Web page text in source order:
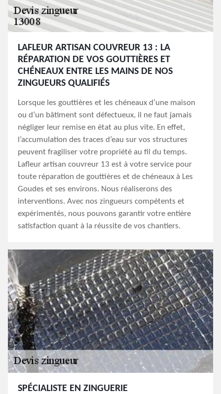
LAFLEUR ARTISAN COUVREUR 13 : LA
RÉPARATION DE VOS GOUTTIÈRES ET
CHÉNEAUX ENTRE LES MAINS DE NOS
ZINGUEURS QUALIFIÉS
Lorsque les gouttières et les chéneaux d’une maison
ou d’un bâtiment sont défectueux, il ne faut jamais
négliger leur remise en état au plus vite. En effet,
l’accumulation des traces d’eau sur vos structures
peuvent fragiliser votre propriété au fil du temps.
Lafleur artisan couvreur 13 est à votre service pour
toute réparation de gouttières et de chéneaux à Les
Goudes et ses environs. Nous réaliserons des
interventions. Avec nos zingueurs compétents et
expérimentés, nous pouvons garantir votre entière
satisfaction quant à la réussite de vos chantiers.
SPÉCIALISTE EN ZINGUERIE